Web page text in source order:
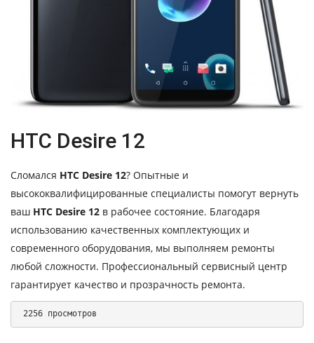
HTC Desire 12
Сломался HTC Desire 12? Опытные и
высококвалифицированные специалисты помогут вернуть
ваш HTC Desire 12 в рабочее состояние. Благодаря
использованию качественных комплектующих и
современного оборудования, мы выполняем ремонты
любой сложности. Профессиональный сервисный центр
гарантирует качество и прозрачность ремонта.
2256 просмотров